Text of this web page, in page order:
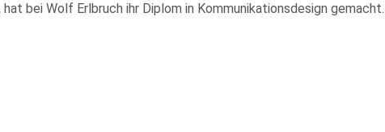
bei Wolf Erlbruch ihr Diplom in Kommunikationsdesign